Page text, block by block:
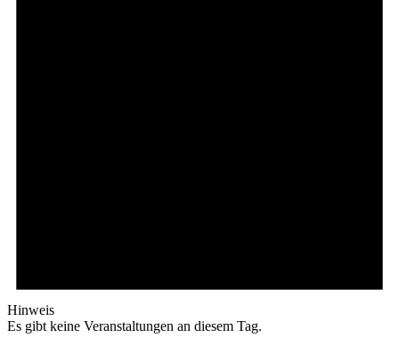
Hinweis
Es gibt keine Veranstaltungen an diesem Tag.